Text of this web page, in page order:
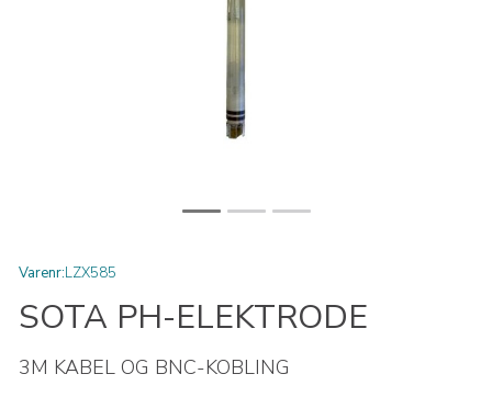
Varenr:LZX585
SOTA PH-ELEKTRODE
3M KABEL OG BNC-KOBLING